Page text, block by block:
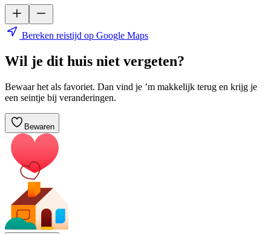
Bereken reistijd op Google Maps
Wil je dit huis niet vergeten?
Bewaar het als favoriet. Dan vind je ’m makkelijk terug en krijg je
een seintje bij veranderingen.
Bewaren